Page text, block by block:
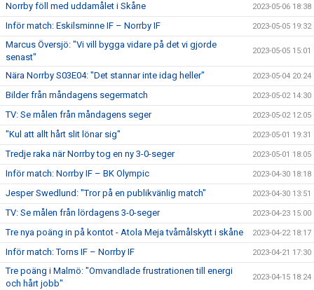
Norrby föll med uddamålet i Skåne 2023-05-06 18:38
Inför match: Eskilsminne IF – Norrby IF 2023-05-05 19:32
Marcus Översjö: "Vi vill bygga vidare på det vi gjorde
senast"
2023-05-05 15:01
Nära Norrby S03E04: "Det stannar inte idag heller" 2023-05-04 20:24
Bilder från måndagens segermatch 2023-05-02 14:30
TV: Se målen från måndagens seger 2023-05-02 12:05
"Kul att allt hårt slit lönar sig" 2023-05-01 19:31
Tredje raka när Norrby tog en ny 3-0-seger 2023-05-01 18:05
Inför match: Norrby IF – BK Olympic 2023-04-30 18:18
Jesper Swedlund: "Tror på en publikvänlig match" 2023-04-30 13:51
TV: Se målen från lördagens 3-0-seger 2023-04-23 15:00
Tre nya poäng in på kontot - Atola Meja tvåmålskytt i skåne 2023-04-22 18:17
Inför match: Torns IF – Norrby IF 2023-04-21 17:30
Tre poäng i Malmö: "Omvandlade frustrationen till energi
och hårt jobb"
2023-04-15 18:24